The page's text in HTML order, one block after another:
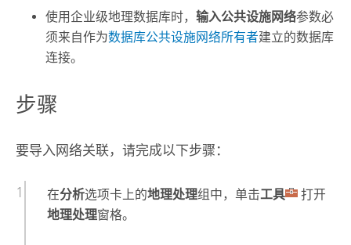
使用企业级地理数据库时，输入公共设施网络参数必
须来自作为数据库公共设施网络所有者建立的数据库
连接。
步骤
要导入网络关联，请完成以下步骤：
在分析选项卡上的地理处理组中，单击工具
打开
地理处理窗格。